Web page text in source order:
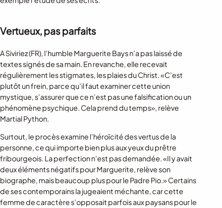
Vertueux, pas parfaits
A Siviriez (FR), l’humble Marguerite Bays n’a pas laissé de
textes signés de sa main. En revanche, elle recevait
régulièrement les stigmates, les plaies du Christ. «C’est
plutôt un frein, parce qu’il faut examiner cette union
mystique, s’assurer que ce n’est pas une falsification ou un
phénomène psychique. Cela prend du temps», relève
Martial Python.
Surtout, le procès examine l’héroïcité des vertus de la
personne, ce qui importe bien plus aux yeux du prêtre
fribourgeois. La perfection n’est pas demandée. «Il y avait
deux éléments négatifs pour Marguerite, relève son
biographe, mais beaucoup plus pour le Padre Pio.» Certains
de ses contemporains la jugeaient méchante, car cette
femme de caractère s’opposait parfois aux paysans pour le